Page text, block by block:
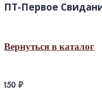
ПТ-Первое
Вернуться в каталог
150₽